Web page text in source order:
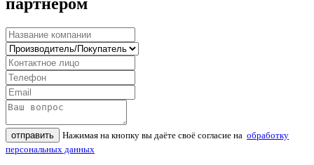
партнёром
отправить Нажимая на кнопку вы даёте своё согласие на обработку
персональных данных